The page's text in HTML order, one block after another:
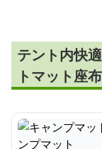
テント内快
トマット座